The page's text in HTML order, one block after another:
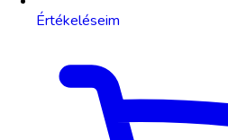
Értékeléseim